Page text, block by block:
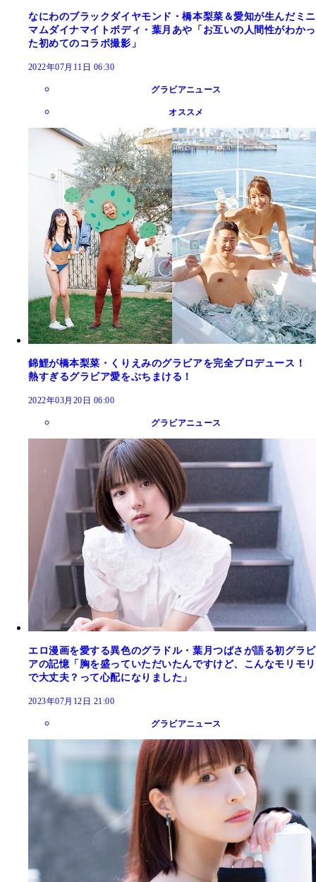
なにわのブラックダイヤモンド・橋本梨菜＆愛知が生んだミニ
マムダイナマイトボディ・葉月あや「お互いの人間性がわかっ
た初めてのコラボ撮影」
2022年07月11日 06:30
グラビアニュース
オススメ
錦鯉が橋本梨菜・くりえみのグラビアを完全プロデュース！
熱すぎるグラビア愛をぶちまける！
2022年03月20日 06:00
グラビアニュース
エロ漫画を愛する異色のグラドル・葉月つばさが語る初グラビ
アの記憶「胸を盛っていただいたんですけど、こんなモリモリ
で大丈夫？って心配になりました」
2023年07月12日 21:00
グラビアニュース